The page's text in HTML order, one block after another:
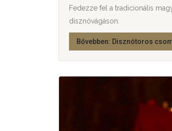
Fedezze fel a tradicionális
disznóvágáson.
Bővebben: Disznótoros